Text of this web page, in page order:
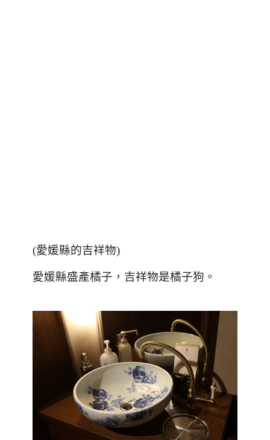
(愛媛縣的吉祥物)
愛媛縣盛產橘子，吉祥物是橘子狗。